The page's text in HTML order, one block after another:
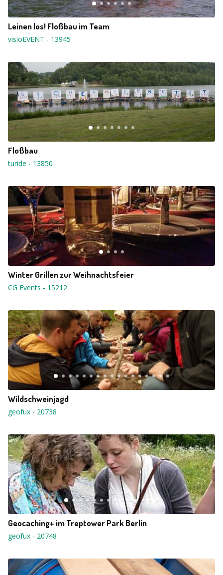
Leinen los! Floßbau im Team
visioEVENT - 13945
Floßbau
turide - 13850
Winter Grillen zur Weihnachtsfeier
CG Events - 15212
Wildschweinjagd
geofux - 20738
Geocaching+ im Treptower Park Berlin
geofux - 20748